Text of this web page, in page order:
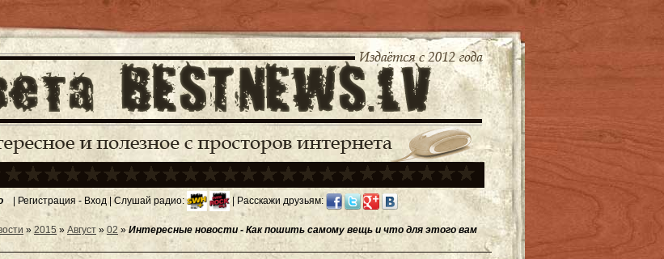
| Регистрация - Вход | Слушай радио: | Расскажи друзьям:
» 2015 » Август » 02 » Интересные новости - Как пошить самому вещь и что для этого вам